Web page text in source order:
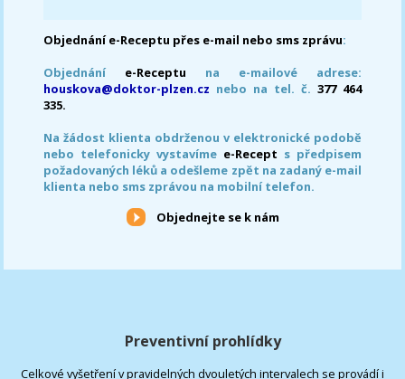
Objednání e-Receptu přes e-mail nebo sms zprávu:
Objednání e-Receptu na e-mailové adrese:
houskova@doktor-plzen.cz nebo na tel. č. 377 464
335.
Na žádost klienta obdrženou v elektronické podobě
nebo telefonicky vystavíme e-Recept s předpisem
požadovaných léků a odešleme zpět na zadaný e-mail
klienta nebo sms zprávou na mobilní telefon.
Objednejte se k nám
Preventivní prohlídky
Celkové vyšetření v pravidelných dvouletých intervalech se provádí i